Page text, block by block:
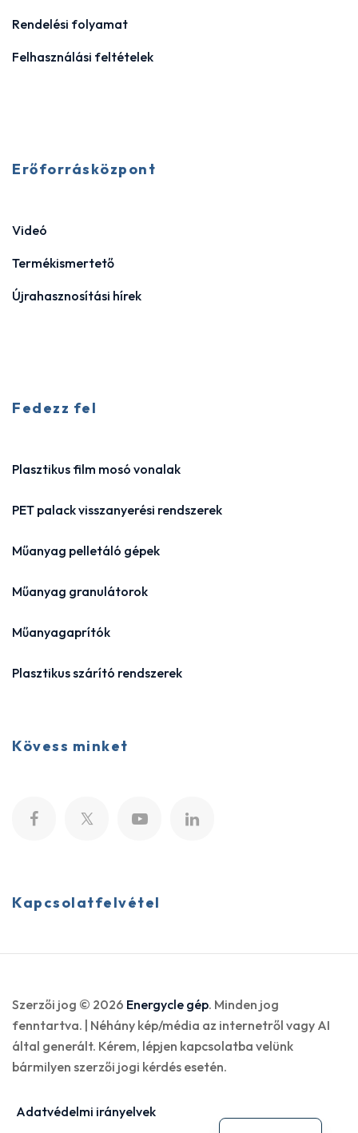
Rendelési folyamat
Felhasználási feltételek
Erőforrásközpont
Videó
Termékismertető
Újrahasznosítási hírek
Fedezz fel
Plasztikus film mosó vonalak
PET palack visszanyerési rendszerek
Műanyag pelletáló gépek
Műanyag granulátorok
Műanyagaprítók
Plasztikus szárító rendszerek
Kövess minket
Kapcsolatfelvétel
Szerzői jog © 2026 Energycle gép. Minden jog
fenntartva. | Néhány kép/média az internetről vagy AI
által generált. Kérem, lépjen kapcsolatba velünk
bármilyen szerzői jogi kérdés esetén.
Adatvédelmi irányelvek